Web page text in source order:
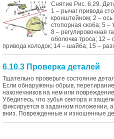
Снятие Рис. 6.29.
1 – рычаг привода
кронштейном; 2 –
стопорная скоба; 5 –
8 – регулировочная
оболочка троса; 12 –
привода колодок; 14 – шайба; 15 –
6.10.3 Проверка деталей
Тщательно проверьте состояние
Если обнаружены обрыв,
наконечников на нем или
Убедитесь, что зубья сектора и
фиксируется в заданном положении,
вниз. Поврежденные и изношенные